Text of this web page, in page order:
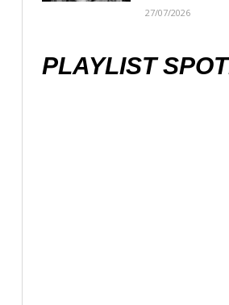
27/07/2026
PLAYLIST